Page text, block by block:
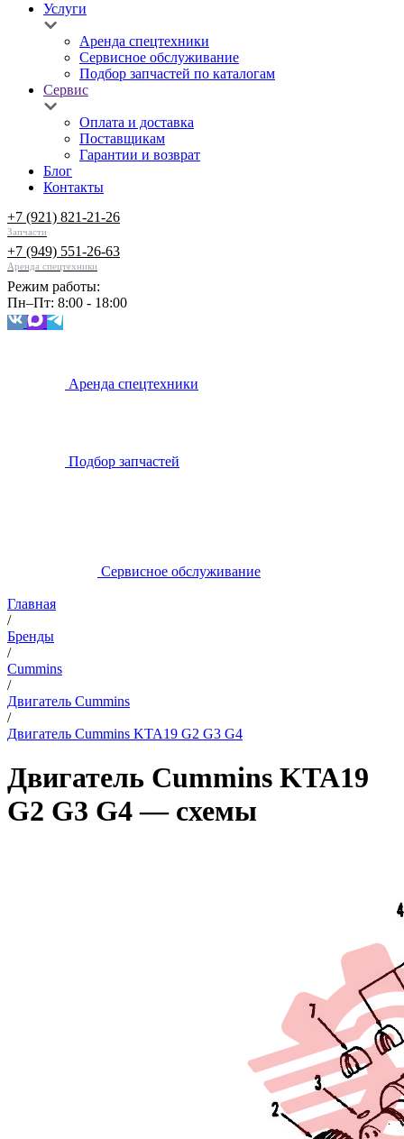
Услуги
Аренда спецтехники
Сервисное обслуживание
Подбор запчастей по каталогам
Сервис
Оплата и доставка
Поставщикам
Гарантии и возврат
Блог
Контакты
+7 (921) 821-21-26
Запчасти
+7 (949) 551-26-63
Аренда спецтехники
Режим работы:
Пн–Пт: 8:00 - 18:00
Аренда спецтехники
Подбор запчастей
Сервисное обслуживание
Главная
/
Бренды
/
Cummins
/
Двигатель Cummins
/
Двигатель Cummins KTA19 G2 G3 G4
Двигатель Cummins KTA19
G2 G3 G4 — схемы